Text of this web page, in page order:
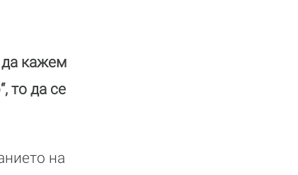
да кажем
то да се
на